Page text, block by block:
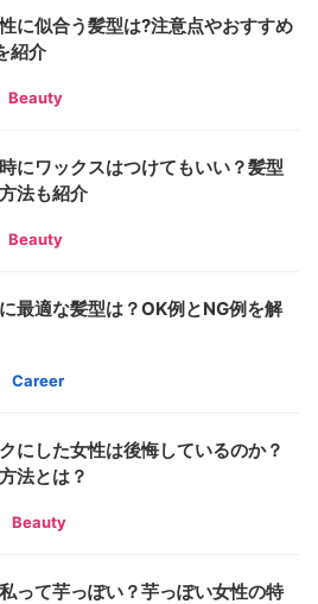
に似合う髪型は?注意点やおすすめ
紹介
Beauty
にワックスはつけてもいい？髪型
法も紹介
Beauty
最適な髪型は？OK例とNG例を解
Career
にした女性は後悔しているのか？
法とは？
Beauty
って芋っぽい？芋っぽい女性の特